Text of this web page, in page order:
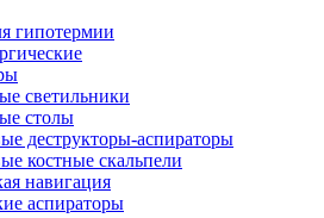
гипотермии
светильники
столы
деструкторы-аспираторы
костные скальпели
навигация
аспираторы